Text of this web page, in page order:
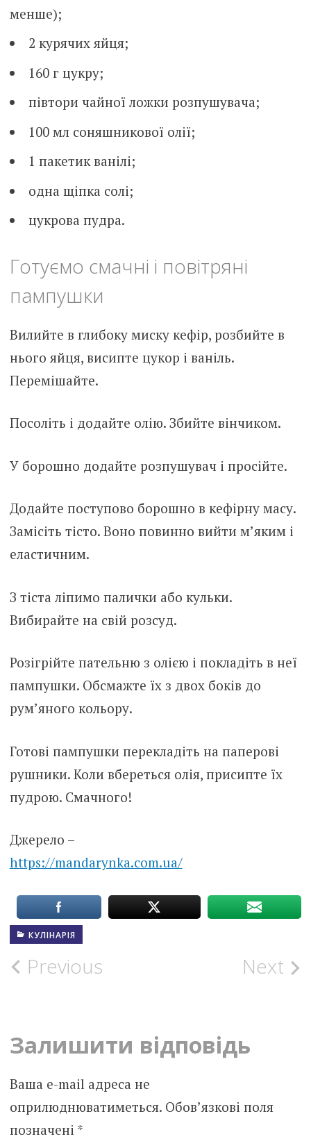
менше);
2 курячих яйця;
160 г цукру;
півтори чайної ложки розпушувача;
100 мл соняшникової олії;
1 пакетик ванілі;
одна щіпка солі;
цукрова пудра.
Готуємо смачні і повітряні
пампушки
Вилийте в глибоку миску кефір, розбийте в
нього яйця, висипте цукор і ваніль.
Перемішайте.
Посоліть і додайте олію. Збийте вінчиком.
У борошно додайте розпушувач і просійте.
Додайте поступово борошно в кефірну масу.
Замісіть тісто. Воно повинно вийти м’яким і
еластичним.
З тіста ліпимо палички або кульки.
Вибирайте на свій розсуд.
Розігрійте пательню з олією і покладіть в неї
пампушки. Обсмажте їх з двох боків до
рум’яного кольору.
Готові пампушки перекладіть на паперові
рушники. Коли вбереться олія, присипте їх
пудрою. Смачного!
Джерело –
https://mandarynka.com.ua/
КУЛІНАРІЯ
Post
Previous Next
Залишити відповідь
Ваша e-mail адреса не
оприлюднюватиметься. Обов’язкові поля
позначені *